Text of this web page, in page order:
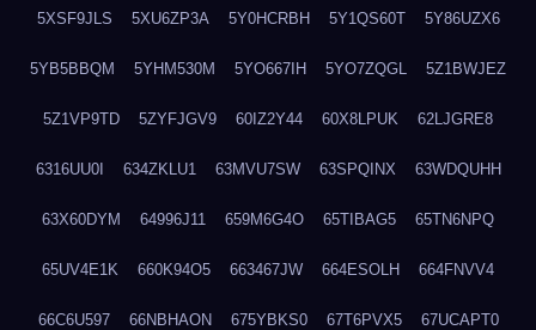
5XSF9JLS 5XU6ZP3A 5Y0HCRBH 5Y1QS60T 5Y86UZX6
5YB5BBQM 5YHM530M 5YO667IH 5YO7ZQGL 5Z1BWJEZ
5Z1VP9TD 5ZYFJGV9 60IZ2Y44 60X8LPUK 62LJGRE8
6316UU0I 634ZKLU1 63MVU7SW 63SPQINX 63WDQUHH
63X60DYM 64996J11 659M6G4O 65TIBAG5 65TN6NPQ
65UV4E1K 660K94O5 663467JW 664ESOLH 664FNVV4
66C6U597 66NBHAON 675YBKS0 67T6PVX5 67UCAPT0